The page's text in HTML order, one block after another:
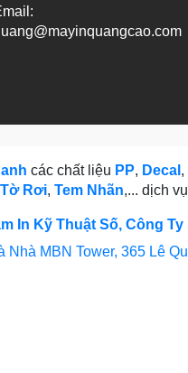
các chất liệu PP, Decal ,
Tờ Rơi, Tem Nhãn,... dịch
In Kỹ Thuật Số, Công
Nhà MBN Tower, 365 Lê